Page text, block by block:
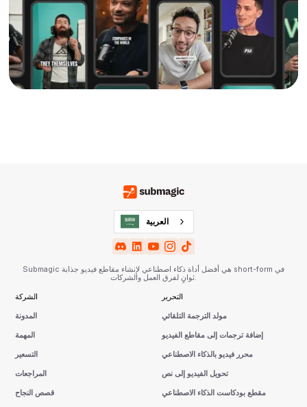
العربية‏
Submagic هي أفضل أداة ذكاء اصطناعي لإنشاء مقاطع فيديو جذابة short-form في
ثوانٍ لفرق العمل والشركات.
الشركة
المدونة
المهمة
التسعير
المراجعات
قصص النجاح
التحرير
مولد الترجمة التلقائي
إضافة ترجمات إلى مقاطع الفيديو
محرر فيديو بالذكاء الاصطناعي
تحويل الفيديو إلى نص
مقطع بودكاست الذكاء الاصطناعي